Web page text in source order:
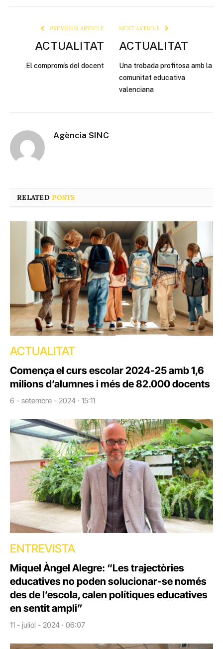
PREVIOUS ARTICLE
ACTUALITAT
El compromís del docent
NEXT ARTICLE
ACTUALITAT
Una trobada profitosa amb la
comunitat educativa
valenciana
Agència SINC
RELATEDPOSTS
ACTUALITAT
Comença el curs escolar 2024-25 amb 1,6
milions d’alumnes i més de 82.000 docents
6 - setembre - 2024 · 15:11
ENTREVISTA
Miquel Àngel Alegre: “Les trajectòries
educatives no poden solucionar-se només
des de l’escola, calen polítiques educatives
en sentit ampli”
11 - juliol - 2024 · 06:07